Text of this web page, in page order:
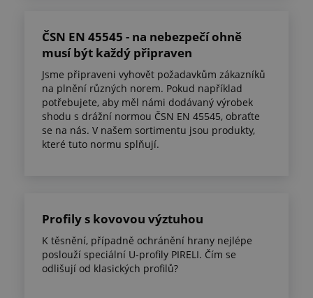
ČSN EN 45545 - na nebezpečí ohně
musí být každý připraven
Jsme připraveni vyhovět požadavkům zákazníků
na plnění různých norem. Pokud například
potřebujete, aby měl námi dodávaný výrobek
shodu s drážní normou ČSN EN 45545, obraťte
se na nás. V našem sortimentu jsou produkty,
které tuto normu splňují.
Profily s kovovou výztuhou
K těsnění, případně ochránění hrany nejlépe
poslouží speciální U-profily PIRELI. Čím se
odlišují od klasických profilů?